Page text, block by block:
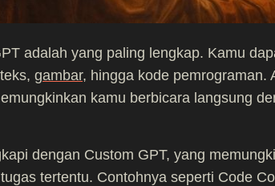
adalah yang paling lengkap. Kamu
gambar, hingga kode pemrograman.
kamu berbicara langsung
dengan Custom GPT, yang
tertentu. Contohnya seperti Code